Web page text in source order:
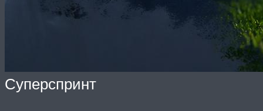
Суперспринт